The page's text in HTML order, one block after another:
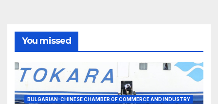
You missed
BULGARIAN-CHINESE CHAMBER OF COMMERCE AND INDUSTRY